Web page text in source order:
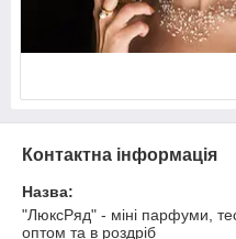
Контактна інформація
Назва:
"ЛюксРяд" - міні парфуми,
оптом та в роздріб